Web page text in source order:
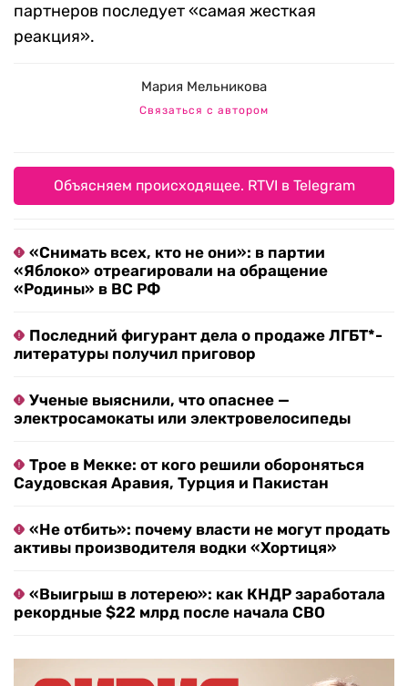
партнеров последует «самая жесткая
реакция».
Мария Мельникова
Связаться с автором
Объясняем происходящее. RTVI в Telegram
«Снимать всех, кто не они»: в партии
«Яблоко» отреагировали на обращение
«Родины» в ВС РФ
Последний фигурант дела о продаже ЛГБТ*-
литературы получил приговор
Ученые выяснили, что опаснее —
электросамокаты или электровелосипеды
Трое в Мекке: от кого решили обороняться
Саудовская Аравия, Турция и Пакистан
«Не отбить»: почему власти не могут продать
активы производителя водки «Хортиця»
«Выигрыш в лотерею»: как КНДР заработала
рекордные $22 млрд после начала СВО